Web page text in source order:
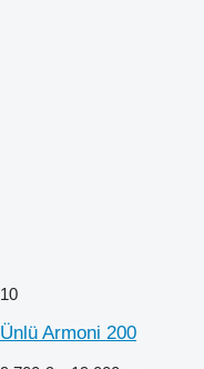
10
Ünlü Armoni 200